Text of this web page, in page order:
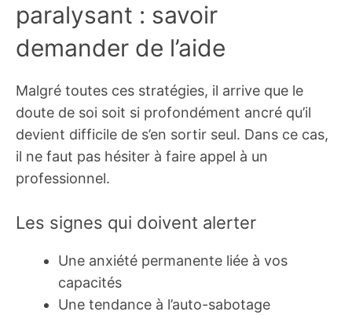
paralysant : savoir
demander de l’aide
Malgré toutes ces stratégies, il arrive que le
doute de soi soit si profondément ancré qu’il
devient difficile de s’en sortir seul. Dans ce cas,
il ne faut pas hésiter à faire appel à un
professionnel.
Les signes qui doivent alerter
Une anxiété permanente liée à vos
capacités
Une tendance à l’auto-sabotage